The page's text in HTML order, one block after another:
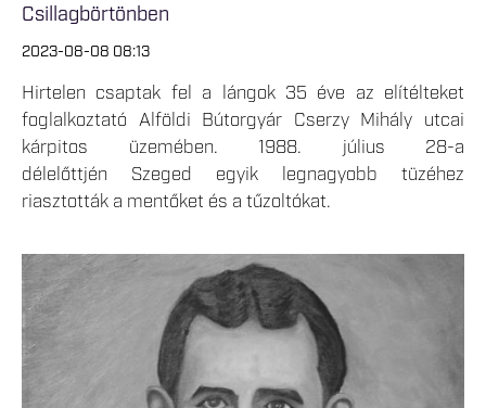
Csillagbörtönben
2023-08-08 08:13
Hirtelen csaptak fel a lángok 35 éve az elítélteket
foglalkoztató Alföldi Bútorgyár Cserzy Mihály utcai
kárpitos üzemében. 1988. július 28-a
délelőttjén Szeged egyik legnagyobb tüzéhez
riasztották a mentőket és a tűzoltókat.